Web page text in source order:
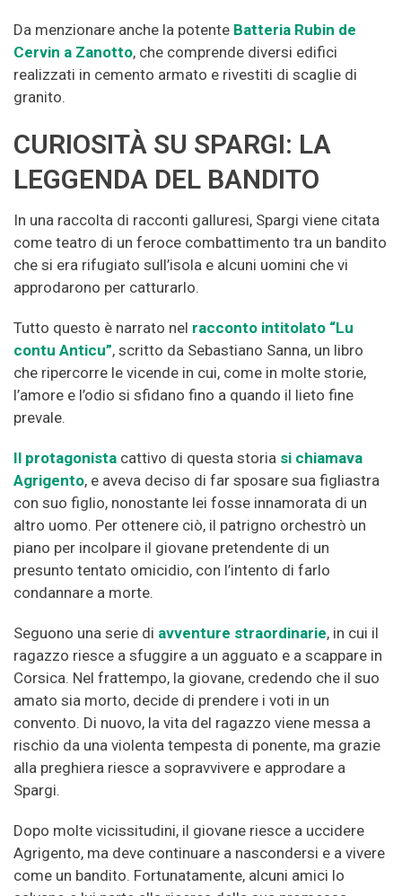
Da menzionare anche la potente Batteria Rubin de
Cervin a Zanotto, che comprende diversi edifici
realizzati in cemento armato e rivestiti di scaglie di
granito.
CURIOSITÀ SU SPARGI: LA
LEGGENDA DEL BANDITO
In una raccolta di racconti galluresi, Spargi viene citata
come teatro di un feroce combattimento tra un bandito
che si era rifugiato sull’isola e alcuni uomini che vi
approdarono per catturarlo.
Tutto questo è narrato nel racconto intitolato “Lu
contu Anticu”, scritto da Sebastiano Sanna, un libro
che ripercorre le vicende in cui, come in molte storie,
l’amore e l’odio si sfidano fino a quando il lieto fine
prevale.
Il protagonista cattivo di questa storia si chiamava
Agrigento, e aveva deciso di far sposare sua figliastra
con suo figlio, nonostante lei fosse innamorata di un
altro uomo. Per ottenere ciò, il patrigno orchestrò un
piano per incolpare il giovane pretendente di un
presunto tentato omicidio, con l’intento di farlo
condannare a morte.
Seguono una serie di avventure straordinarie, in cui il
ragazzo riesce a sfuggire a un agguato e a scappare in
Corsica. Nel frattempo, la giovane, credendo che il suo
amato sia morto, decide di prendere i voti in un
convento. Di nuovo, la vita del ragazzo viene messa a
rischio da una violenta tempesta di ponente, ma grazie
alla preghiera riesce a sopravvivere e approdare a
Spargi.
Dopo molte vicissitudini, il giovane riesce a uccidere
Agrigento, ma deve continuare a nascondersi e a vivere
come un bandito. Fortunatamente, alcuni amici lo